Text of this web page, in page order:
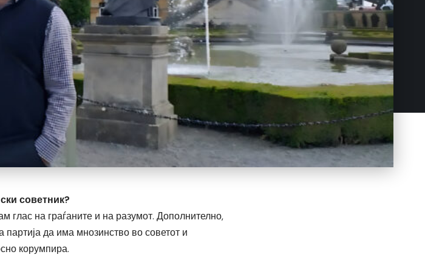
советник?
глас на граѓаните и на разумот. Дополнително,
да има мнозинство во советот и
корумпира.